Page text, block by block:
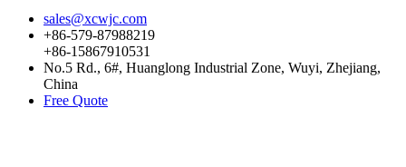
sales@xcwjc.com
+86-579-87988219
+86-15867910531
No.5 Rd., 6#, Huanglong Industrial Zone, Wuyi, Zhejiang,
China
Free Quote